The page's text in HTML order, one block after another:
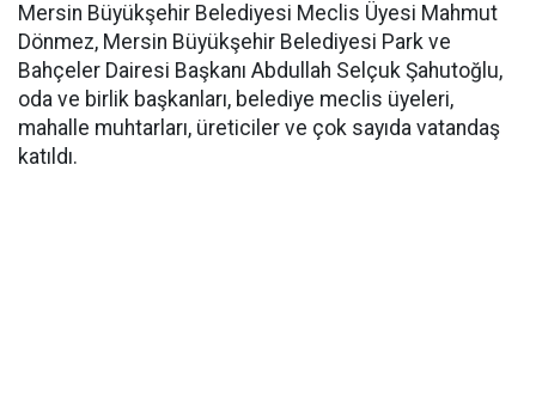
Mersin Büyükşehir Belediyesi Meclis Üyesi Mahmut
Dönmez, Mersin Büyükşehir Belediyesi Park ve
Bahçeler Dairesi Başkanı Abdullah Selçuk Şahutoğlu,
oda ve birlik başkanları, belediye meclis üyeleri,
mahalle muhtarları, üreticiler ve çok sayıda vatandaş
katıldı.